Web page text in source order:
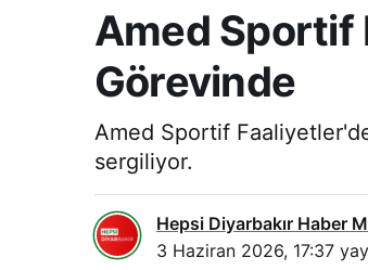
Amed Sportif
Görevinde
Amed Sportif
sergiliyor.
Hepsi Diyarbakır Haber
3 Haziran 2026, 17:37